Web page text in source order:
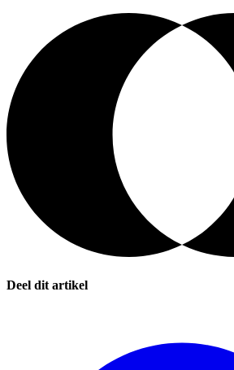
Deel dit artikel